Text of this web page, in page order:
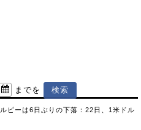
までを
ルピーは6日ぶりの下落：22日、1米ドル